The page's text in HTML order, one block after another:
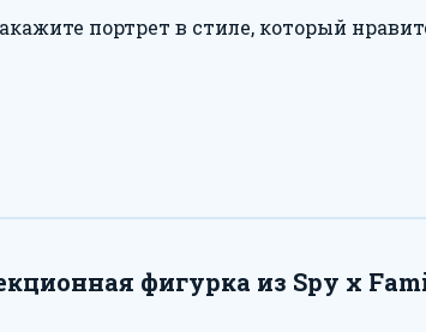
портрет в стиле, который
фигурка из Spy x